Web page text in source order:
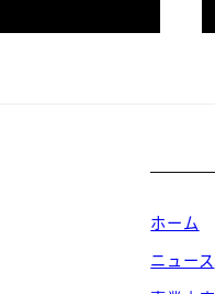
ホーム
ニュース